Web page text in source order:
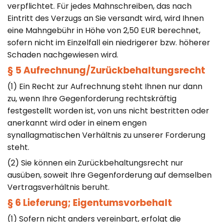
verpflichtet. Für jedes Mahnschreiben, das nach
Eintritt des Verzugs an Sie versandt wird, wird Ihnen
eine Mahngebühr in Höhe von 2,50 EUR berechnet,
sofern nicht im Einzelfall ein niedrigerer bzw. höherer
Schaden nachgewiesen wird.
§ 5 Aufrechnung/Zurückbehaltungsrecht
(1) Ein Recht zur Aufrechnung steht Ihnen nur dann
zu, wenn Ihre Gegenforderung rechtskräftig
festgestellt worden ist, von uns nicht bestritten oder
anerkannt wird oder in einem engen
synallagmatischen Verhältnis zu unserer Forderung
steht.
(2) Sie können ein Zurückbehaltungsrecht nur
ausüben, soweit Ihre Gegenforderung auf demselben
Vertragsverhältnis beruht.
§ 6 Lieferung; Eigentumsvorbehalt
(1) Sofern nicht anders vereinbart, erfolgt die